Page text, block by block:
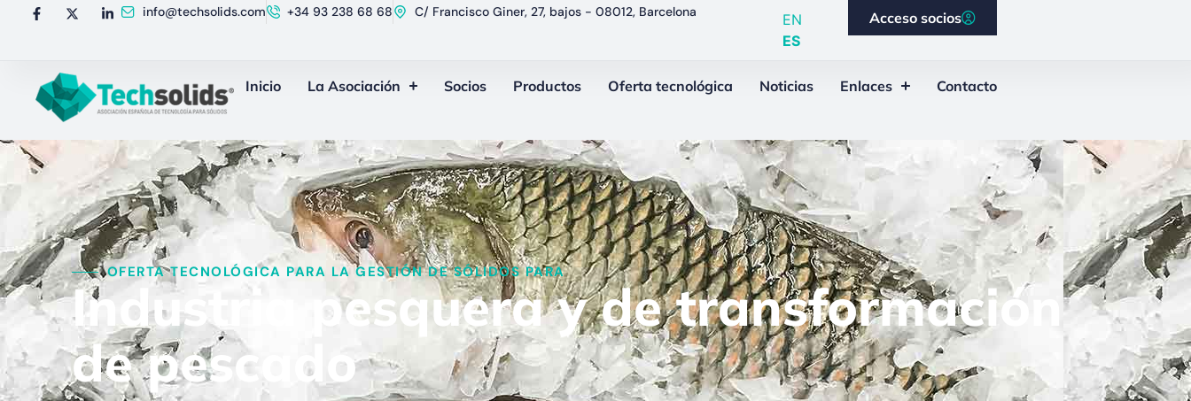
info@techsolids.com +34 93 238 68 68 C/ Francisco Giner, 27, bajos - 08012, Barcelona
EN
ES
Acceso socios
Inicio La Asociación Socios Productos Oferta tecnológica Noticias Enlaces Contacto
OFERTA TECNOLÓGICA PARA LA GESTIÓN DE SÓLIDOS PARA​
Industria pesquera y de transformación
de pescado